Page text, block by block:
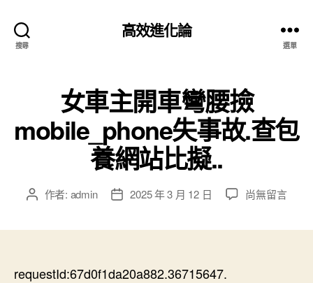
搜尋
高效進化論
選單
女車主開車彎腰撿
mobile_phone失事故.查包
養網站比擬..
文 作者: admin
文
期
2025 年 3 月 12 日
在
尚無留言
requestId:67d0f1da20a882.36715647.